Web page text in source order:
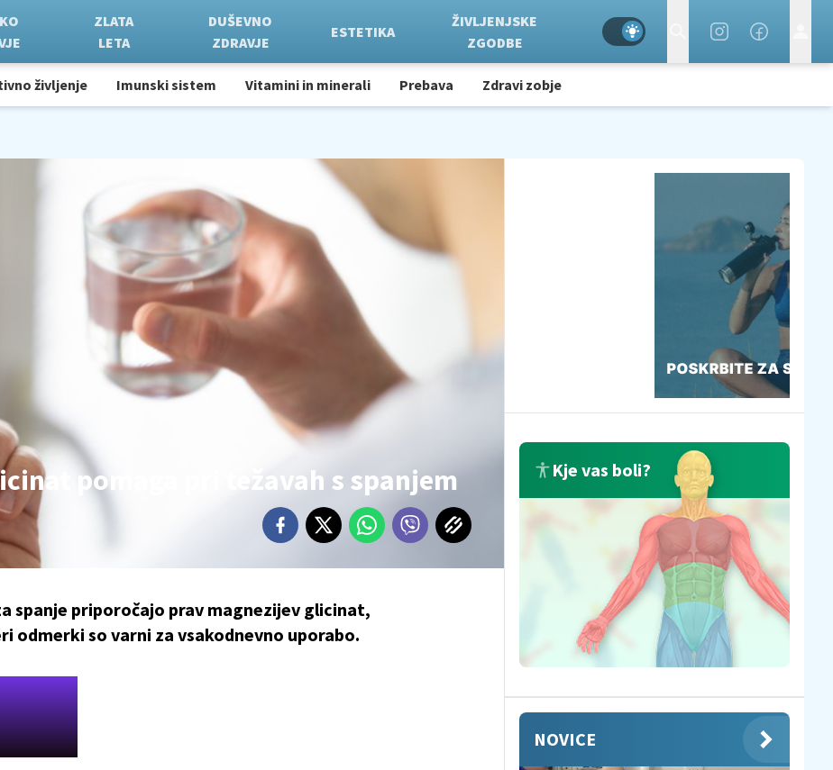
ZLATA
LETA
DUŠEVNO
ZDRAVJE
ESTETIKA
ŽIVLJENJSKE
ZGODBE
življenje Imunski sistem Vitamini in minerali Prebava Zdravi zobje
pomaga pri težavah s spanjem
spanje priporočajo prav magnezijev glicinat,
odmerki so varni za vsakodnevno uporabo.
Kje vas boli?
NOVICE